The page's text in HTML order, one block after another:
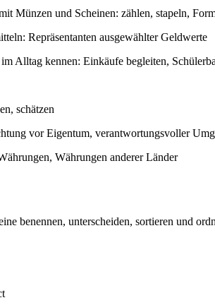
Münzen und Scheinen: zählen, stapeln,
Repräsentanten ausgewählter Geldwerte
Alltag kennen: Einkäufe begleiten,
schätzen
vor Eigentum, verantwortungsvoller
Währungen anderer Länder
benennen, unterscheiden, sortieren und